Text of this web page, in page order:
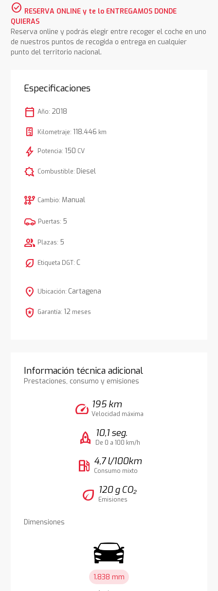
check_circle RESERVA ONLINE y te lo ENTREGAMOS DONDE
QUIERAS
Reserva online y podrás elegir entre recoger el coche en uno
de nuestros puntos de recogida o entrega en cualquier
punto del territorio nacional.
Especificaciones
calendar_today Año: 2018
Kilometraje: 118.446 km
bolt Potencia: 150 CV
comic_bubble Combustible: Diesel
auto_transmission Cambio: Manual
Puertas: 5
group Plazas: 5
nest_eco_leaf Etiqueta DGT: C
location_on Ubicación: Cartagena
local_police Garantía: 12 meses
Información técnica adicional
Prestaciones, consumo y emisiones
speed 195 km
Velocidad máxima
rocket 10,1 seg.
De 0 a 100 km/h
local_gas_station 4,7 l/100km
Consumo mixto
eco 120 g CO₂
Emisiones
Dimensiones
1.838 mm